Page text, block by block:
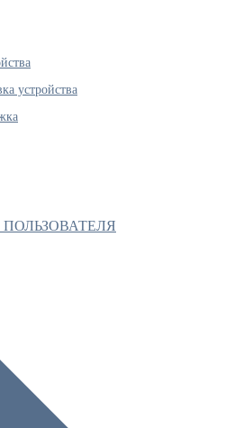
устройства